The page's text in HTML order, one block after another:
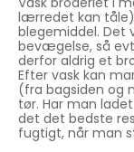
lærredet kan
blegemiddel. Det
bevægelse, så
derfor aldrig et
Efter vask kan
(fra bagsiden og
tør. Har man
det det bedste
fugtigt, når man